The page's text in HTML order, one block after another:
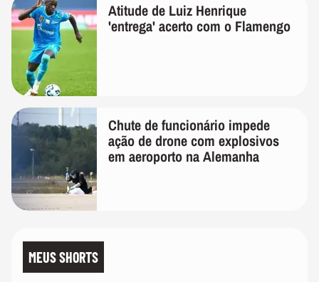
Atitude de Luiz Henrique
'entrega' acerto com o Flamengo
Chute de funcionário impede
ação de drone com explosivos
em aeroporto na Alemanha
MEUS SHORTS